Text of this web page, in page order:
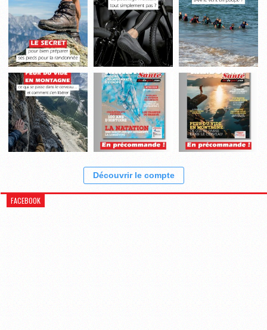
Découvrir le compte
FACEBOOK